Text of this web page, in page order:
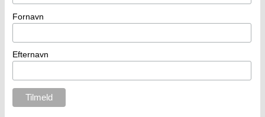
Fornavn
Efternavn